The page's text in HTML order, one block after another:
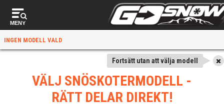
MENY
INGEN MODELL VALD
Fortsätt utan att välja modell
VÄLJ SNÖSKOTERMODELL -
RÄTT DELAR DIREKT!